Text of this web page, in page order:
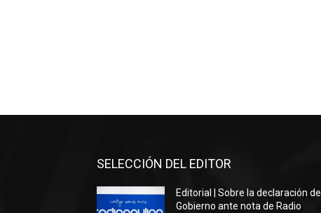
SELECCIÓN DEL EDITOR
Editorial | Sobre la declaración del
Gobierno ante nota de Radio